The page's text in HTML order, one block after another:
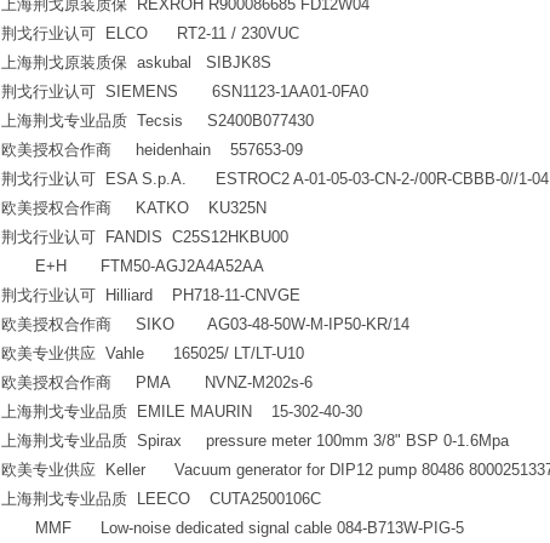
上海荆戈原装质保 REXROH R900086685 FD12W04
荆戈行业认可 ELCO RT2-11 / 230VUC
上海荆戈原装质保 askubal SIBJK8S
荆戈行业认可 SIEMENS 6SN1123-1AA01-0FA0
上海荆戈专业品质 Tecsis S2400B077430
欧美授权合作商 heidenhain 557653-09
荆戈行业认可 ESA S.p.A. ESTROC2 A-01-05-03-CN-2-/00R-CBBB-0//1-
欧美授权合作商 KATKO KU325N
荆戈行业认可 FANDIS C25S12HKBU00
E+H FTM50-AGJ2A4A52AA
荆戈行业认可 Hilliard PH718-11-CNVGE
欧美授权合作商 SIKO AG03-48-50W-M-IP50-KR/14
欧美专业供应 Vahle 165025/ LT/LT-U10
欧美授权合作商 PMA NVNZ-M202s-6
上海荆戈专业品质 EMILE MAURIN 15-302-40-30
上海荆戈专业品质 Spirax pressure meter 100mm 3/8" BSP 0-1.6Mpa
欧美专业供应 Keller Vacuum generator for DIP12 pump 80486
上海荆戈专业品质 LEECO CUTA2500106C
MMF Low-noise dedicated signal cable 084-B713W-PIG-5